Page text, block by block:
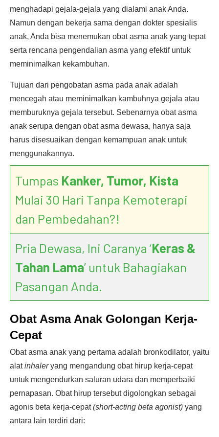
menghadapi gejala-gejala yang dialami anak Anda.
Namun dengan bekerja sama dengan dokter spesialis
anak, Anda bisa menemukan obat asma anak yang tepat
serta rencana pengendalian asma yang efektif untuk
meminimalkan kekambuhan.
Tujuan dari pengobatan asma pada anak adalah
mencegah atau meminimalkan kambuhnya gejala atau
memburuknya gejala tersebut. Sebenarnya obat asma
anak serupa dengan obat asma dewasa, hanya saja
harus disesuaikan dengan kemampuan anak untuk
menggunakannya.
Tumpas Kanker, Tumor, Kista
Mulai 30 Hari Tanpa Kemoterapi
dan Pembedahan?!
Pria Dewasa, Ini Caranya ‘Keras &
Tahan Lama’ untuk Bahagiakan
Pasangan Anda.
Obat Asma Anak Golongan Kerja-
Cepat
Obat asma anak yang pertama adalah bronkodilator, yaitu
alatinhaleryang mengandung obat hirup kerja-cepat
untuk mengendurkan saluran udara dan memperbaiki
pernapasan. Obat hirup tersebut digolongkan sebagai
agonis beta kerja-cepat(short-acting beta agonist) yang
antara lain terdiri dari: